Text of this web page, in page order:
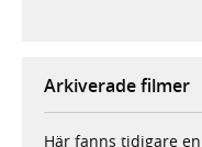
Arkiverade filmer
Här fanns tidigare